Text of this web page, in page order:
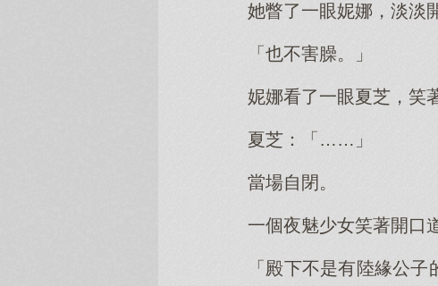
她瞥了一眼妮娜，淡淡
「也不害臊。」
妮娜看了一眼夏芝，笑
夏芝：「……」
當場自閉。
一個夜魅少女笑著開口
「殿下不是有陸緣公